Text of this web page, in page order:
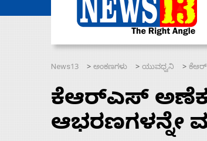
ಮೂಲಕ 60 ಹಡಗುಗಳನ್ನು
News13 > ಅಂಕಣಗಳು > ಯುವಧ್ವನಿ >
ಕೆಆರ್‌ಎಸ್
ಆಭರಣಗಳನ್ನೇ